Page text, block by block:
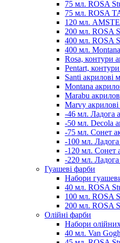
75 мл. ROSA
75 мл. ROSA
120 мл.
200 мл. ROSA
400 мл. ROSA
400 мл.
Rosa, контури
Pentart, контури
Santi акрилові
Montana
Marabu
Marvy
-46 мл. Ладога
-50 мл. Decola
-75 мл. Сонет
-100 мл. Ладога
-120 мл. Сонет
-220 мл. Ладога
Гуашеві фарби
Набори
40 мл. ROSA
100 мл. ROSA
200 мл. ROSA
Олійні фарби
Набори
40 мл. Van